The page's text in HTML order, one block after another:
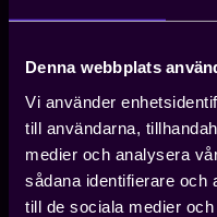
Denna webbplats
Vi använder
till användarna,
medier och analysera
sådana identifierare och
till de sociala medier